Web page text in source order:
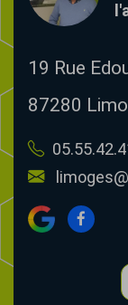
19 Rue
87280